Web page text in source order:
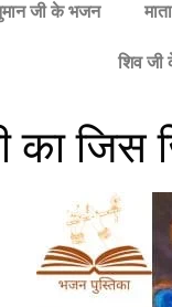
जी के भजन
शिव जी
का